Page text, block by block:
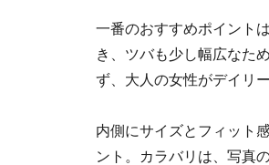
一番のおすすめポイント
き、ツバも少し幅広なた
ず、大人の女性がデイリ
内側にサイズとフィット
ント。カラバリは、写真